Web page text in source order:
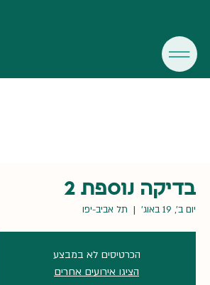
בדיקה נוספת 2
יום ב׳, 19 באוג׳
  |
תל אביב-יפו
הכרטיסים לא במבצע
הציגו אירועים אחרים